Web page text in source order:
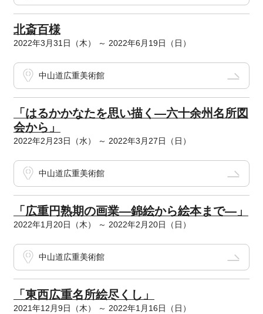
北斎百様
2022年3月31日（木） ～ 2022年6月19日（日）
中山道広重美術館
「はるかかなたを思い描く―六十余州名所図
会から」
2022年2月23日（水） ～ 2022年3月27日（日）
中山道広重美術館
「広重円熟期の画業―錦絵から絵本まで―」
2022年1月20日（木） ～ 2022年2月20日（日）
中山道広重美術館
「東西広重名所絵尽くし」
2021年12月9日（木） ～ 2022年1月16日（日）